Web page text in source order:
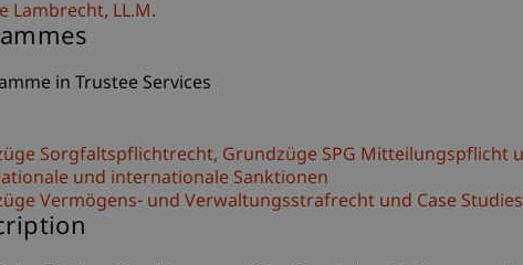
Lambrecht LL.M.
in Trustee Services
Sorgfaltspflichtrecht, Grundzüge SPG Mitteilungspflicht
und internationale Sanktionen
Vermögens- und Verwaltungsstrafrecht und Case Studies